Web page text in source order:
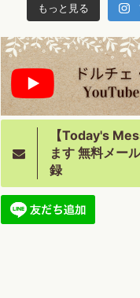
もっと見る
【Today's
ます 無料メー
録